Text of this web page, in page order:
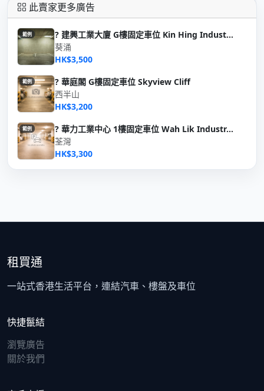
此賣家更多廣告
範例
? 建興工業大廈 G樓固定車位 Kin Hing Indust...
葵涌
HK$3,500
範例
? 華庭閣 G樓固定車位 Skyview Cliff
西半山
HK$3,200
範例
? 華力工業中心 1樓固定車位 Wah Lik Industr...
荃灣
HK$3,300
租買通
一站式香港生活平台，連結汽車、樓盤及車位
快捷鬣結
瀏覽廣告
關於我們